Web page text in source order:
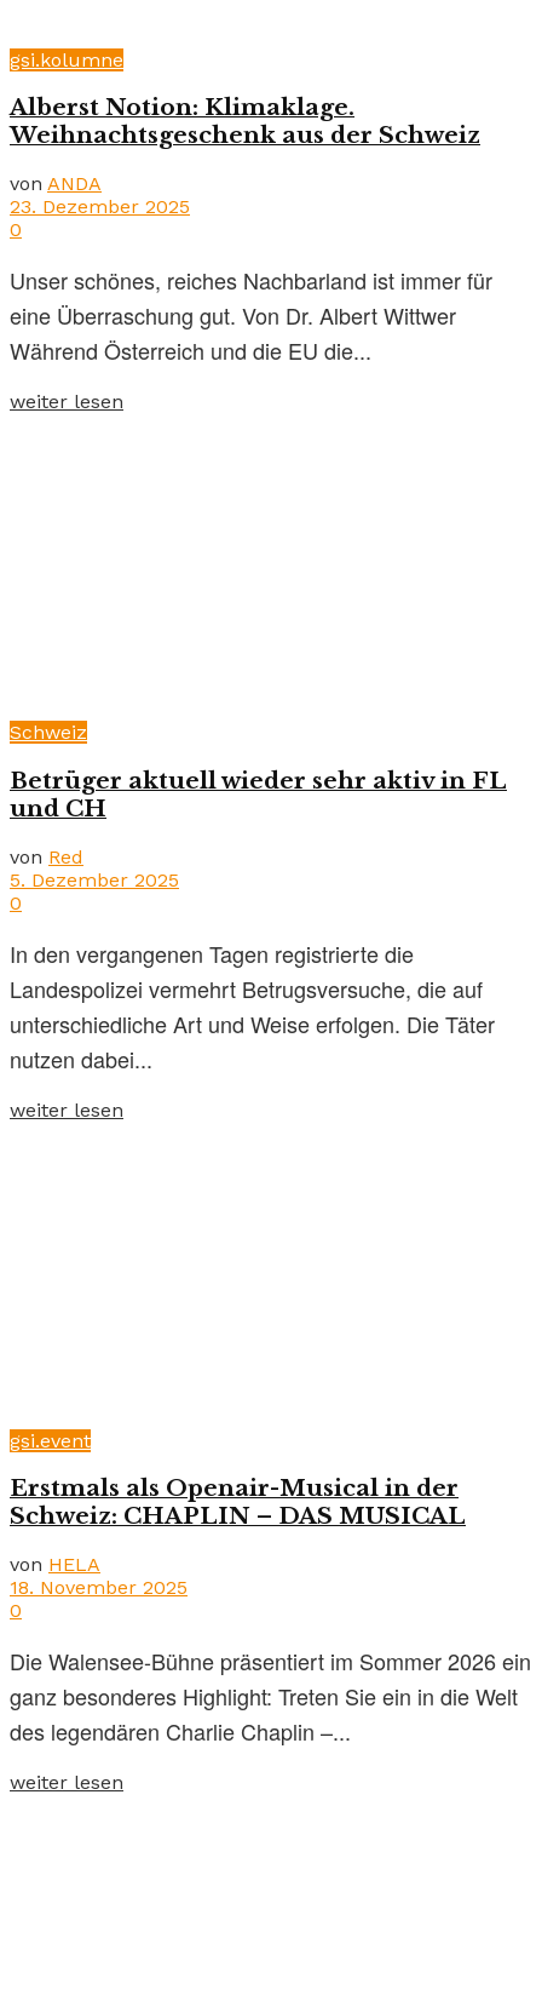
gsi.kolumne
Alberst Notion: Klimaklage.
Weihnachtsgeschenk aus der Schweiz
von ANDA
23. Dezember 2025
0
Unser schönes, reiches Nachbarland ist immer für
eine Überraschung gut. Von Dr. Albert Wittwer
Während Österreich und die EU die...
weiter lesen
Schweiz
Betrüger aktuell wieder sehr aktiv in FL
und CH
von Red
5. Dezember 2025
0
In den vergangenen Tagen registrierte die
Landespolizei vermehrt Betrugsversuche, die auf
unterschiedliche Art und Weise erfolgen. Die Täter
nutzen dabei...
weiter lesen
gsi.event
Erstmals als Openair-Musical in der
Schweiz: CHAPLIN – DAS MUSICAL
von HELA
18. November 2025
0
Die Walensee-Bühne präsentiert im Sommer 2026 ein
ganz besonderes Highlight: Treten Sie ein in die Welt
des legendären Charlie Chaplin –...
weiter lesen